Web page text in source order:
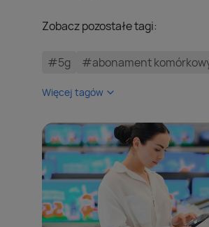
Zobacz pozostałe tagi:
#5g #abonament
Więcej tagów